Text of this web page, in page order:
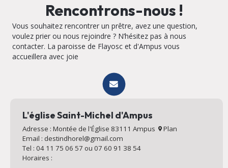
Rencontrons-nous !
Vous souhaitez rencontrer un prêtre, avez une question,
voulez prier ou nous rejoindre ? N’hésitez pas à nous
contacter. La paroisse de Flayosc et d'Ampus vous
accueillera avec joie
L'église Saint-Michel d'Ampus
Adresse : Montée de l'Église 83111 Ampus
Plan
Email : destindhorel@gmail.com
Tel : 04 11 75 06 57 ou 07 60 91 38 54
Horaires :